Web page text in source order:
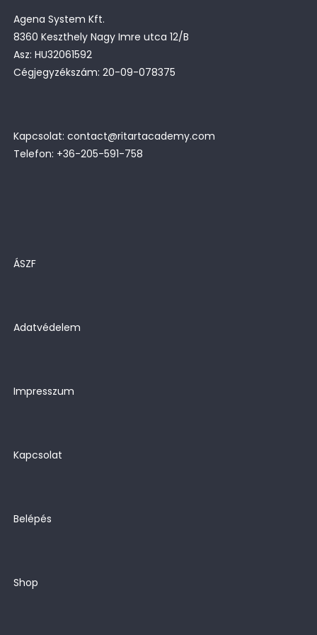
Agena System Kft.
8360 Keszthely Nagy Imre utca 12/B
Asz: HU32061592
Cégjegyzékszám: 20-09-078375
Kapcsolat: contact@ritartacademy.com
Telefon: +36-205-591-758
ÁSZF
Adatvédelem
Impresszum
Kapcsolat
Belépés
Shop